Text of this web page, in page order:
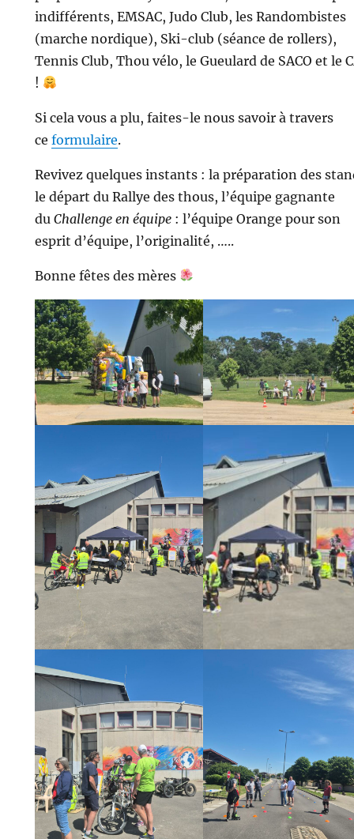
indifférents, EMSAC, Judo Club, les Randombistes
(marche nordique), Ski-club (séance de rollers),
Tennis Club, Thou vélo, le Gueulard de SACO et le
!
Si cela vous a plu, faites-le nous savoir à travers
ce formulaire.
Revivez quelques instants : la préparation des
le départ du Rallye des thous, l’équipe gagnante
du Challenge en équipe: l’équipe Orange pour son
esprit d’équipe, l’originalité, …..
Bonne fêtes des mères